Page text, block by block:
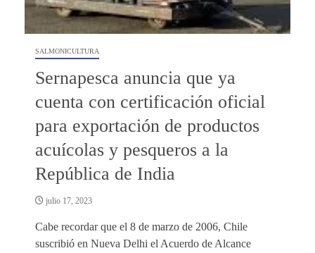
SALMONICULTURA
Sernapesca anuncia que ya
cuenta con certificación oficial
para exportación de productos
acuícolas y pesqueros a la
República de India
julio 17, 2023
Cabe recordar que el 8 de marzo de 2006, Chile
suscribió en Nueva Delhi el Acuerdo de Alcance